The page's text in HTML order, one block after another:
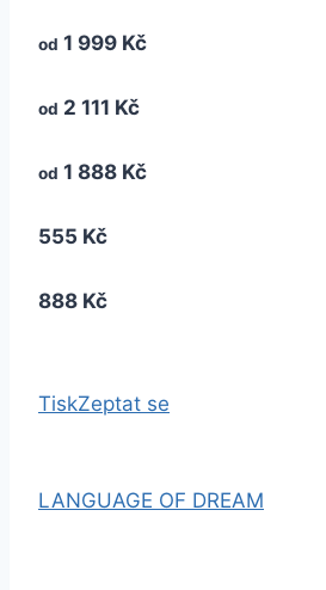
od 1 999 Kč
od 2 111 Kč
od 1 888 Kč
555 Kč
888 Kč
TiskZeptat se
LANGUAGE OF DREAM